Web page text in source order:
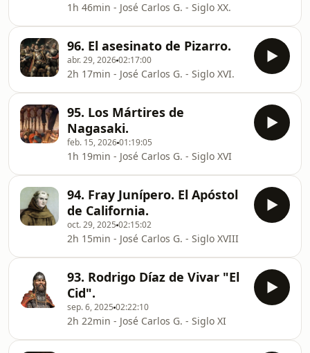
1h 46min - José Carlos G. - Siglo XX.
96. El asesinato de Pizarro.
abr. 29, 202602:17:00
2h 17min - José Carlos G. - Siglo XVI.
95. Los Mártires de
Nagasaki.
feb. 15, 202601:19:05
1h 19min - José Carlos G. - Siglo XVI
94. Fray Junípero. El Apóstol
de California.
oct. 29, 2025 02:15:02
2h 15min - José Carlos G. - Siglo XVIII
93. Rodrigo Díaz de Vivar "El
Cid".
sep. 6, 2025 02:22:10
2h 22min - José Carlos G. - Siglo XI